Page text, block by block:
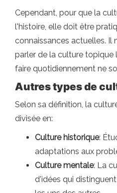
Cependant, pour que la
l'histoire, elle doit être
connaissances actuelles. Il
parler de la culture topique
faire quotidiennement ne
Autres types de
Selon sa définition, la
divisée en:
Culture historique:
adaptations aux
Culture mentale: La
d'idées qui